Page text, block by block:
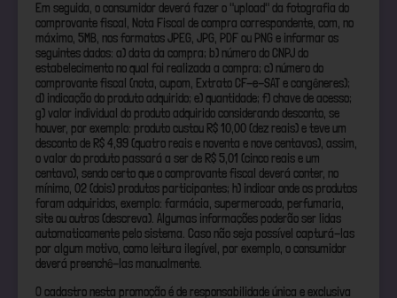
Em seguida, o consumidor deverá fazer o "upload" da fotografia do
comprovante fiscal, Nota Fiscal de compra correspondente, com, no
máximo, 5MB, nos formatos JPEG, JPG, PDF ou PNG e informar os
seguintes dados: a) data da compra; b) número do CNPJ do
estabelecimento no qual foi realizada a compra; c) número do
comprovante fiscal (nota, cupom, Extrato CF-e-SAT e congêneres);
d) indicação do produto adquirido; e) quantidade; f) chave de acesso;
g) valor individual do produto adquirido considerando desconto, se
houver, por exemplo: produto custou R$ 10,00 (dez reais) e teve um
desconto de R$ 4,99 (quatro reais e noventa e nove centavos), assim,
o valor do produto passará a ser de R$ 5,01 (cinco reais e um
centavo), sendo certo que o comprovante fiscal deverá conter, no
mínimo, 02 (dois) produtos participantes; h) indicar onde os produtos
foram adquiridos, exemplo: farmácia, supermercado, perfumaria,
site ou outros (descreva). Algumas informações poderão ser lidas
automaticamente pelo sistema. Caso não seja possível capturá-las
por algum motivo, como leitura ilegível, por exemplo, o consumidor
deverá preenchê-las manualmente.
O cadastro nesta promoção é de responsabilidade única e exclusiva